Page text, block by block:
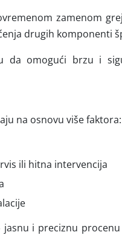
zamenom
drugih komponenti
da omogući brzu i
na osnovu više faktora:
ili hitna intervencija
i preciznu